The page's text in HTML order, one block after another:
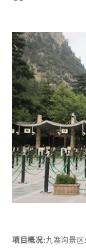
项目概况:九寨沟景